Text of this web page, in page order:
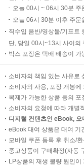
오늘 00시 ~ 06시 30분
오늘 06시 30분 이후 주
직수입 음반/영상물/기프트
단, 당일 00시~13시 사이의
박스 포장은 택배 배송이
소비자의 책임 있는 사유로
소비자의 사용, 포장 개봉
복제가 가능한 상품 등의
소비자의 요청에 따라 개별
디지털 컨텐츠인 eBook,
eBook 대여 상품은 대여 기
모바일 쿠폰 등록 후 취소/
중고상품이 구매확정(자동
LP상품의 재생 불량 원인